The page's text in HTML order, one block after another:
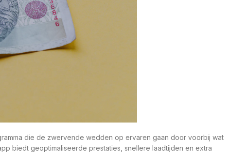
die de zwervende wedden op ervaren gaan door voorbij wat
biedt geoptimaliseerde prestaties, snellere laadtijden en extra